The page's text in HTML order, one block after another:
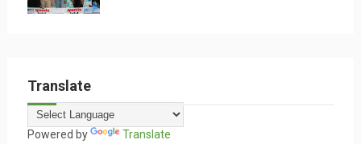
Translate
Powered by Translate